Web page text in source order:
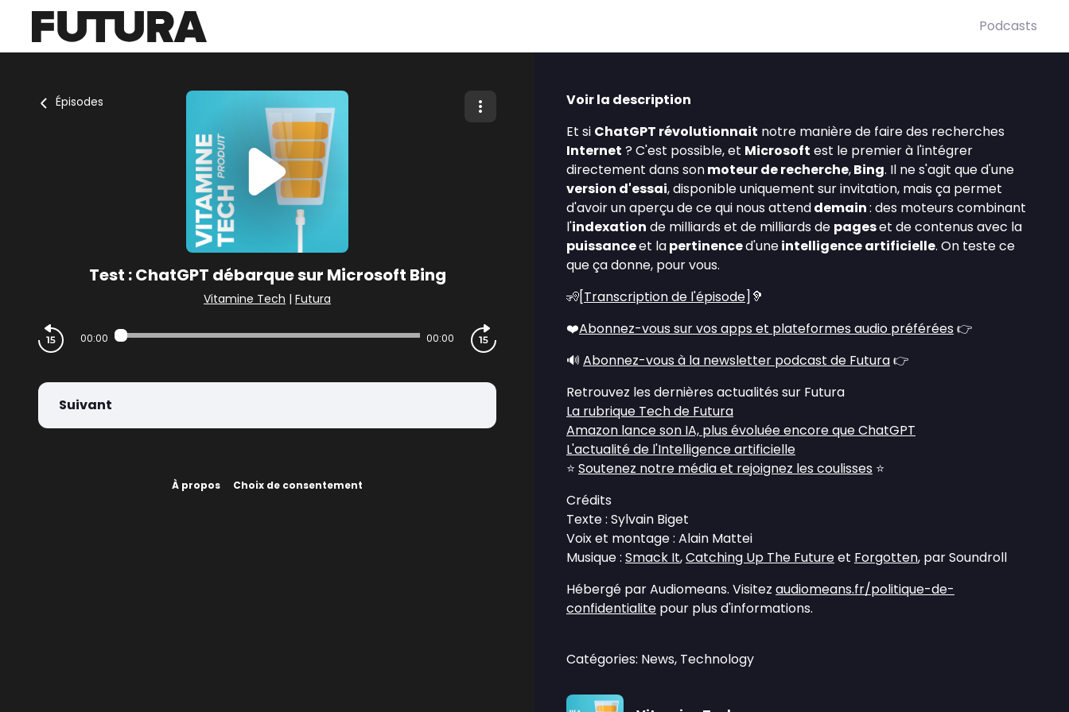
Podcasts
Épisodes
Test : ChatGPT débarque sur Microsoft Bing
Vitamine Tech | Futura
00:00 00:00
Suivant
À propos Choix de consentement
Voir la description
Et si ChatGPT révolutionnait notre manière de faire des recherches
Internet ? C'est possible, et Microsoft est le premier à l'intégrer
directement dans sonmoteur de recherche,Bing. Il ne s'agit que d'une
version d'essai, disponible uniquement sur invitation, mais ça permet
d'avoir un aperçu de ce qui nous attenddemain: des moteurs combinant
l'indexation de milliards et de milliards de pageset de contenus avec la
puissanceet lapertinenced'uneintelligence artificielle. On teste ce
que ça donne, pour vous.
🧏[Transcription de l'épisode]🦻
❤️Abonnez-vous sur vos apps et plateformes audio préférées 👉
🔊 Abonnez-vous à la newsletter podcast de Futura👉
Retrouvez les dernières actualités sur Futura
La rubrique Tech de Futura
Amazon lance son IA, plus évoluée encore que ChatGPT
L'actualité de l'Intelligence artificielle
⭐ Soutenez notre média et rejoignez les coulisses ⭐
Crédits
Texte : Sylvain Biget
Voix et montage : Alain Mattei
Musique : Smack It,Catching Up The Futureet Forgotten, par Soundroll
Hébergé par Audiomeans. Visitez audiomeans.fr/politique-de-
confidentialite pour plus d'informations.
Catégories: News, Technology